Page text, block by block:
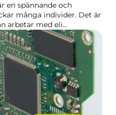
en spännande och
många individer. Det är
arbetar med eli...